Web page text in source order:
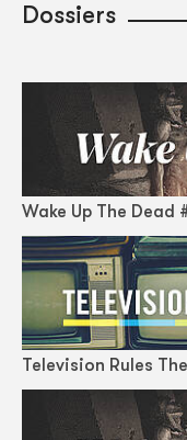
Dossiers
Wake Up The Dead
Television Rules